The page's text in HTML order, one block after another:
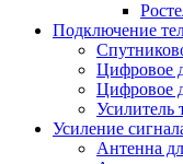
Подключение
Цифровое
Цифровое
Усилитель
Усиление
Антенна